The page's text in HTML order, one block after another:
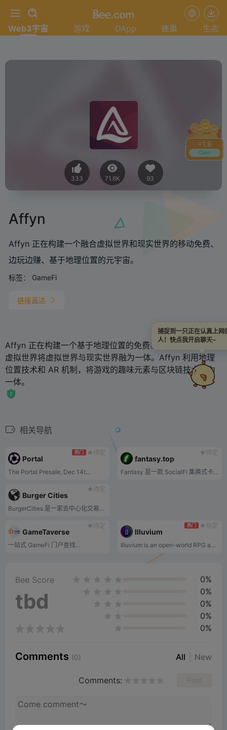
+1.8
Claim
Web3宇宙 游戏 DApp 蜂巢 生态
333 71.6K 93
Affyn
Affyn 正在构建一个融合虚拟世界和现实世界的移动免费、
边玩边赚、基于地理位置的元宇宙。
标签： GameFi
链接直达
Affyn 正在构建一个基于地理位置的免费移动虚拟世界，该
虚拟世界将虚拟世界与现实世界融为一体。Affyn 利用地理
位置技术和 AR 机制，将游戏的趣味元素与区块链技术融为
一体。
相关导航
热门 待定
Portal
The Portal Presale, Dec 14t...
待定
fantasy.top
Fantasy 是一款 SocialFi 集换式卡牌游戏 (TCG)，玩家可以使用加密 Twitter 影响者的交易卡进行在线游戏，从而将他们的社交资本和研究专业知识货币化。
待定
Burger Cities
BurgerCities 是一家去中心化交易所 (DEX)，不可替代代币 (NFT) 构成了 Burger Cities 的一体化 MetaFi 平台。
待定
GameTaverse
一站式 GameFi 门户查找...
热门 待定
Illuvium
Illuvium is an open-world RPG adventure game on the Ethereum blockchain that allows players to collect, exchange, and battle NFT assets. In Illuvium, players will encounter creatures called Illuvials that can be defeated and captured. If a capture is successful, a new NFT asset representing the Illuvial is minted and stored in a wallet. These NFTs can then be used in battle or exchanged. Additionally, Illuvium will provide these features with zero gas fees by leveraging the Layer-2 solution Immutable X.
Bee Score
tbd
0%
0%
0%
0%
0%
Comments (0) All New
Comments:
捕捉到一只正在认真上网
人！快点我开启聊天~